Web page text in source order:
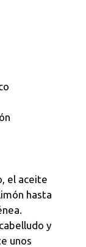
el aceite
hasta
y
unos